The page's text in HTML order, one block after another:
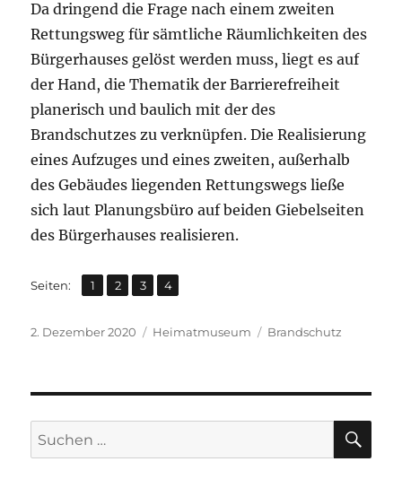
Da dringend die Frage nach einem zweiten
Rettungsweg für sämtliche Räumlichkeiten des
Bürgerhauses gelöst werden muss, liegt es auf
der Hand, die Thematik der Barrierefreiheit
planerisch und baulich mit der des
Brandschutzes zu verknüpfen. Die Realisierung
eines Aufzuges und eines zweiten, außerhalb
des Gebäudes liegenden Rettungswegs ließe
sich laut Planungsbüro auf beiden Giebelseiten
des Bürgerhauses realisieren.
Seiten: Seite
1 ,
Seite
2 ,
Seite
3 ,
Seite
4
Veröffentlicht
2. Dezember 2020 Kategorien
Heimatmuseum Schlagwörter
Brandschutz
Suchen
nach: